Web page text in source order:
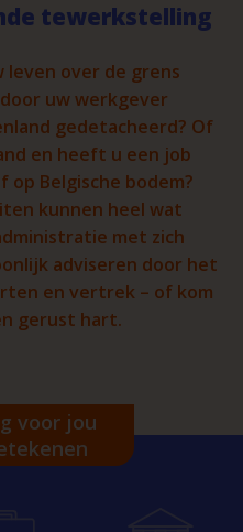
tewerkstelling
leven over de grens
uw werkgever
gedetacheerd? Of
en heeft u een job
Belgische bodem?
kunnen heel wat
met zich
adviseren door het
en vertrek – of kom
gerust hart.
voor jou